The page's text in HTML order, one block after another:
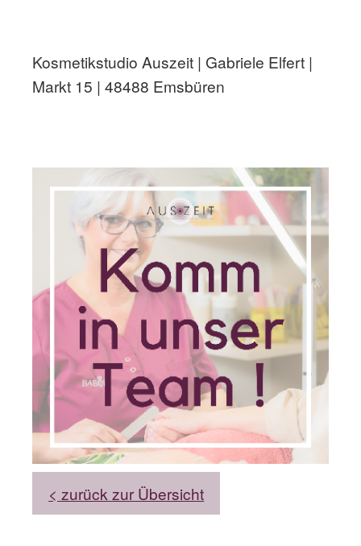
Kosmetikstudio Auszeit | Gabriele Elfert |
Markt 15 | 48488 Emsbüren
< zurück zur Übersicht